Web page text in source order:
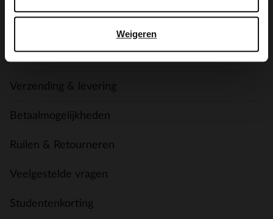
Weigeren
Verzending & levering
Betaalmogelijkheden
Ruilen & Retourneren
Veelgestelde vragen
Studentenkorting